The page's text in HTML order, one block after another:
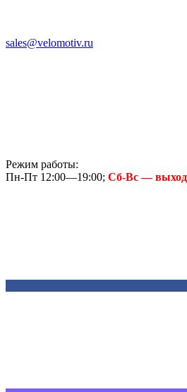
sales@velomotiv.ru
Режим работы:
Пн-Пт 12:00—19:00; Сб-Вс —